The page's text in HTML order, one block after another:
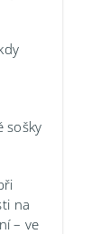
sošky
na
– ve